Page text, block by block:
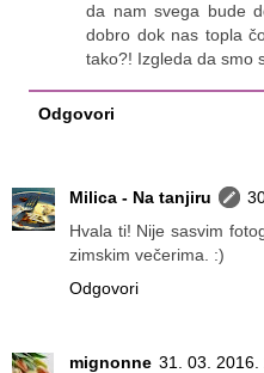
da nam svega bude
dobro dok nas topla
tako?! Izgleda da smo
Odgovori
Milica - Na tanjiru
Hvala ti! Nije sasvim
zimskim večerima. :)
Odgovori
mignonne 31. 03. 2016.